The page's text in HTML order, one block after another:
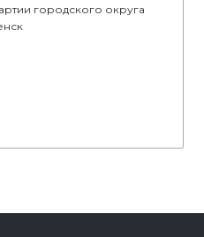
городского округа